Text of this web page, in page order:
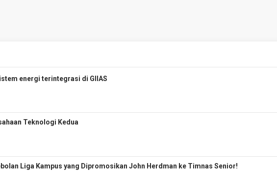
energi terintegrasi di GIIAS
Teknologi Kedua
Liga Kampus yang Dipromosikan John Herdman ke Timnas Senior!